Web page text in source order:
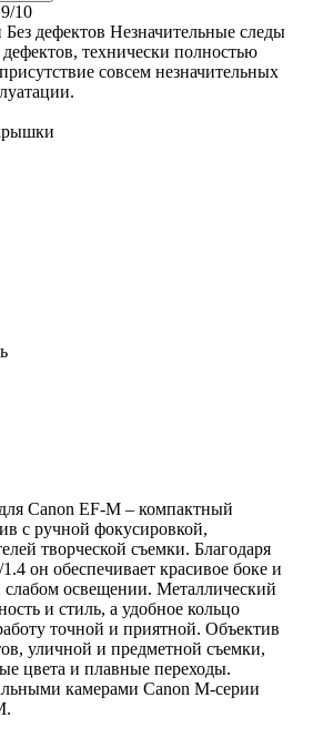
9/10
Без дефектов Незначительные следы
технически полностью
совсем незначительных
Canon EF-M – компактный
с ручной фокусировкой,
творческой съемки. Благодаря
он обеспечивает красивое боке и
освещении. Металлический
и стиль, а удобное кольцо
точной и приятной. Объектив
уличной и предметной съемки,
цвета и плавные переходы.
камерами Canon M-серии